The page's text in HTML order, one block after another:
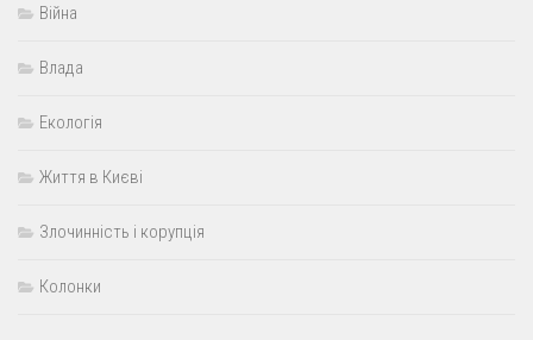
Війна
Влада
Екологія
Життя в Києві
Злочинність і корупція
Колонки